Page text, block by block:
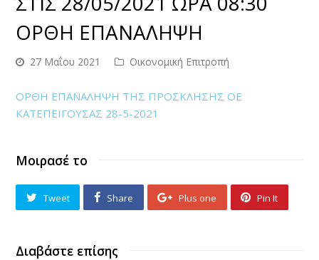
ΟΡΘΗ ΕΠΑΝΑΛΗΨΗ
27 Μαΐου 2021 Οικονομική Επιτροπή
ΟΡΘΗ ΕΠΑΝΑΛΗΨΗ ΤΗΣ ΠΡΟΣΚΛΗΣΗΣ ΟΕ
ΚΑΤΕΠΕΙΓΟΥΣΑΣ 28-5-2021
Μοιρασέ το
Tweet Share Plus one Pin It
Διαβάστε επίσης